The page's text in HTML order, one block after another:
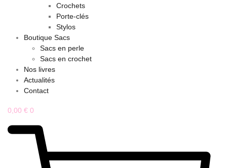
Crochets
Porte-clés
Stylos
Boutique Sacs
Sacs en perle
Sacs en crochet
Nos livres
Actualités
Contact
0,00 € 0